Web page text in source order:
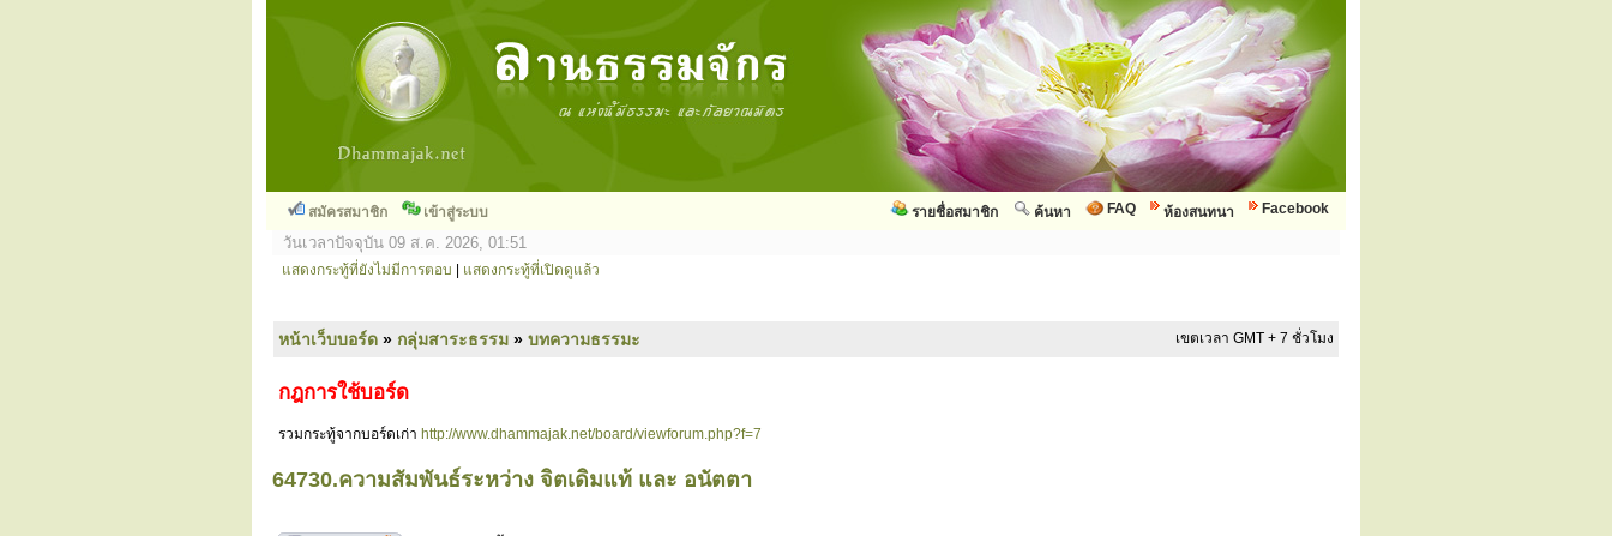
สมัครสมาชิก เข้าสู่ระบบ Facebook
ห้องสนทนา
FAQ
ค้นหา
รายชื่อสมาชิก
วันเวลาปัจจุบัน 09 ส.ค. 2026, 01:51
แสดงกระทู้ที่ยังไม่มีการตอบ แสดงกระทู้ที่เปิดดูแล้ว
หน้าเว็บบอร์ด » กลุ่มสาระธรรม » บทความธรรมะ เขตเวลา GMT + 7 ชั่วโมง
กฎการใช้บอร์ด
รวมกระทู้จากบอร์ดเก่า http://www.dhammajak.net/board/viewforum.php?f=7
64730.ความสัมพันธ์ระหว่าง จิตเดิมแท้ และ อนัตตา